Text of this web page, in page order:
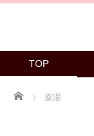
TOP
Home 薬湯